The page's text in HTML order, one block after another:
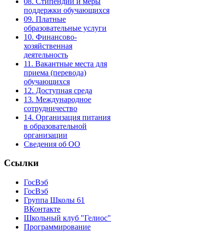
поддержки обучающихся
09. Платные
образовательные услуги
10. Финансово-
хозяйственная
деятельность
11. Вакантные места для
приема (перевода)
обучающихся
12. Доступная среда
13. Международное
сотрудничество
14. Организация питания
в образовательной
организации
Сведения об ОО
Ссылки
ГосВэб
ГосВэб
Группа Школы 61
ВКонтакте
Школьный клуб "Гелиос"
Программирование